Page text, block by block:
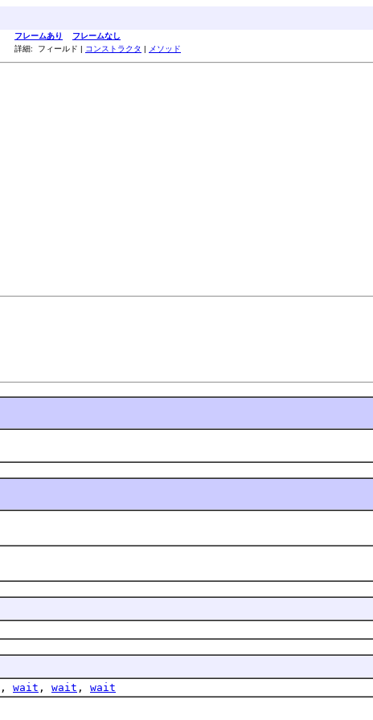
フレームあり
フレームなし
詳細: フィールド | コンストラクタ | メソッド
, wait , wait , wait